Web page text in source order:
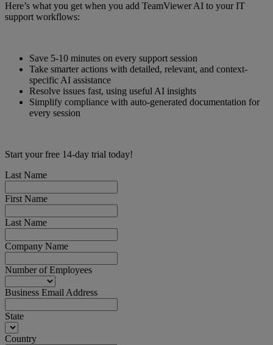
Here’s what you get when you add TeamViewer AI to your IT
support workflows:
Save 5-10 minutes on every support session
Take smarter actions with detailed, relevant, and context-
specific AI assistance
Resolve issues fast, using useful AI insights
Simplify compliance with auto-generated documentation for
every session
Start your free 14-day trial today!
Last Name
First Name
Last Name
Company Name
Number of Employees
Business Email Address
State
Country